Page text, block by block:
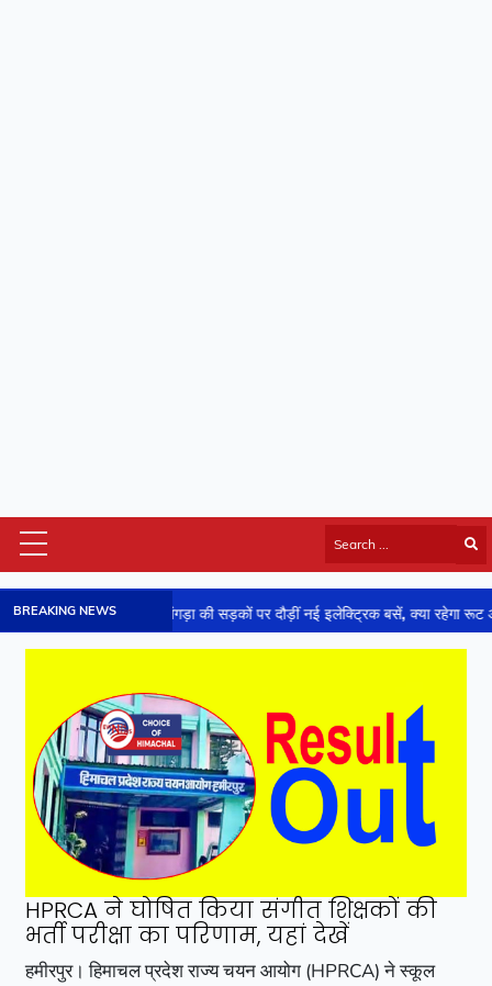
Himachal Latest
HP Board Results
National
Viral News
Photos
Sports
Entertainment
Lifestyle
Business
Technology
Jobs/Career
BREAKING NEWSकांगड़ा की सड़कों पर दौड़ीं नई इलेक्ट्रिक बसें, क्या रहेगा रूट और टाइमिंग-
HPRCA ने घोषित किया संगीत शिक्षकों की
भर्ती परीक्षा का परिणाम, यहां देखें
हमीरपुर। हिमाचल प्रदेश राज्य चयन आयोग (HPRCA) ने स्कूल